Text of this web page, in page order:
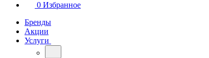
0 Избранное
Бренды
Акции
Услуги